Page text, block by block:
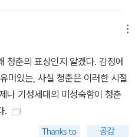
청춘의 표상인지 알겠다. 감정에
머있는, 사실 청춘은 이러한 시절
나 기성세대의 미성숙함이 청춘
.